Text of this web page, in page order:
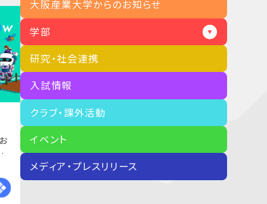
大阪産業大学からのお知らせ
学部
研究・社会連携
入試情報
クラブ・課外活動
イベント
メディア・プレスリリース